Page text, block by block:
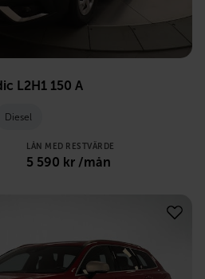
L2H1 150 A
Diesel
LÅN MED RESTVÄRDE
5 590 kr /mån